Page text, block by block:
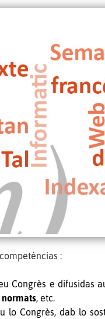
:
Congrès e difusidas
, etc.
Congrès, dab lo